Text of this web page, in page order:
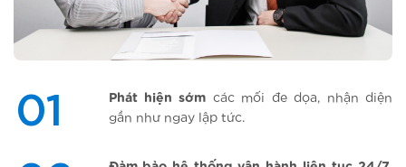
01 Phát hiện sớm các mối đe dọa, nhận diện
gần như ngay lập tức.